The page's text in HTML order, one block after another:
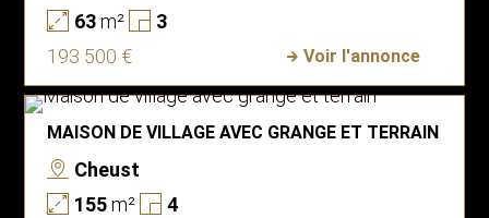
63m²
3
193 500 €
Voir l'annonce
MAISON DE VILLAGE AVEC GRANGE ET TERRAIN
Cheust
155m²
4